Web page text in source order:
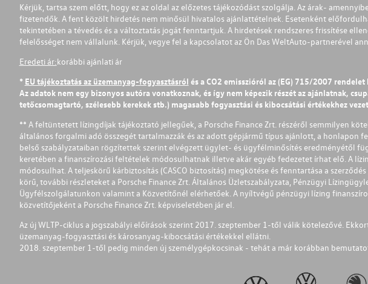
Kérjük, tartsa szem előtt, hogy ez az oldal az előzetes tájékozódást szolgálja. Az árak-
fizetendők. A fent közölt hirdetés nem minősül hivatalos ajánlattételnek. Esetenként
tekintetében a tévedés és a változtatás jogát fenntartjuk. A hirdetések rendszeres frissítése
felelősséget nem vállalunk. Kérjük, vegye fel a kapcsolatot az Ön Das WeltAuto-partnerével
Eredeti ár:korábbi ajánlati ár
* EU tájékoztatás az üzemanyag-fogyasztásról és a CO2 emisszióról az (EG) 715/2007
Az adatok nem egy bizonyos autóra vonatkoznak, és így nem képezik részét az ajánlatnak,
tetőcsomagtartó, szélesebb kerekek stb.) magasabb fogyasztási és kibocsátási értékekhez
** A feltüntetett lízingdíjak tájékoztató jellegűek, a Porsche Finance Zrt. részéről semmilyen
általános forgalmi adó összegét tartalmazzák és az adott gépjármű típus ajánlott, a
belső szabályzataiban rögzítettek szerint elvégzett ügylet- és ügyfélminősítés eredményétől
keretében a finanszírozási feltételek módosulhatnak illetve akár egyéb fedezetet írhat elő. A
módosulhat. A teljeskörű kárbiztosítás (CASCO biztosítás) megkötése és fenntartása a
körű, további részleteket a Porsche Finance Zrt. Általános Üzletszabályzata, Pénzügyi
Ügyfélszolgálatunkon valamint a Közvetítőnél elérhetőek. A nyíltvégű pénzügyi lízing
közvetítőjeként a Porsche Finance Zrt. képviseletében jár el.
Az új WLTP-ciklus a jogszabályi előírások szerint 2017. szeptember 1-től válik kötelezővé.
üzemanyag-fogyasztási és károsanyag-kibocsátási értékekkel ellátni.
2018. szeptember 1-től pedig minden új személygépkocsinak - tehát a már korábban